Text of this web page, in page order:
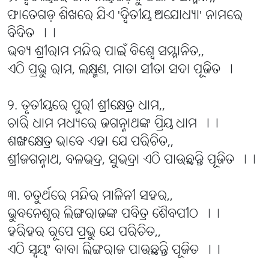
ଫାତେଗଡ଼ ଶିଖରେ ଯିଏ 'ଦ୍ବିତୀୟ ଅଯୋଧ୍ୟା' ନାମରେ
ବିଦିତ ।।
ଭବ୍ୟ ଶ୍ରୀରାମ ମନ୍ଦିର ପାଇଁ ବିଶ୍ବେ ସମ୍ମାନିତ,,
ଏଠି ପ୍ରଭୁ ରାମ, ଲକ୍ଷ୍ମଣ, ମାତା ସୀତା ସଦା ପୂଜିତ ।
୨. ତୃତୀୟରେ ପୁରୀ ଶ୍ରୀକ୍ଷେତ୍ର ଧାମ,,
ଚାରି ଧାମ ମଧ୍ୟରେ ଜଗନ୍ନାଥଙ୍କ ପ୍ରିୟ ଧାମ ।।
ଶଙ୍ଖକ୍ଷେତ୍ର ଭାବେ ଏହା ଯେ ପରିଚିତ,,
ଶ୍ରୀଜଗନ୍ନାଥ, ବଳଭଦ୍ର, ସୁଭଦ୍ରା ଏଠି ପାଉଛନ୍ତି ପୂଜିତ ।।
୩. ଚତୁର୍ଥରେ ମନ୍ଦିର ମାଳିନୀ ସହର,,
ଭୁବନେଶ୍ୱର ଲିଙ୍ଗରାଜଙ୍କ ପବିତ୍ର ଶୈବପୀଠ ।।
ହରିହର ରୂପେ ପ୍ରଭୁ ଯେ ପରିଚିତ,,
ଏଠି ସ୍ବୟଂ ବାବା ଲିଙ୍ଗରାଜ ପାଉଛନ୍ତି ପୂଜିତ ।।